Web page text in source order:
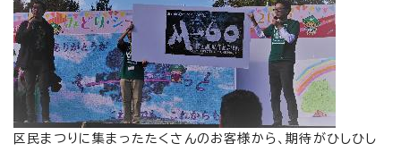
区民まつりに集まったたくさんのお客様から、期待がひしひし